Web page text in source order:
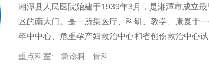
湘潭县人民医院始建于1939年3月，是湘潭市成立
区的南大门。是一所集医疗、科研、教学、康复于
卒中中心、危重孕产妇救治中心和省创伤救治
重点科室: 急诊科 骨科